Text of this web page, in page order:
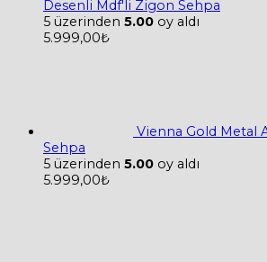
Desenli Mdf'li Zigon Sehpa
5 üzerinden 5.00 oy aldı
5.999,00₺
Vienna Gold Metal
Sehpa
5 üzerinden 5.00 oy aldı
5.999,00₺